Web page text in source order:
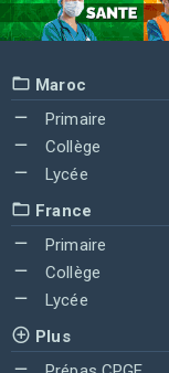
Maroc
Primaire
Collège
Lycée
France
Primaire
Collège
Lycée
Plus